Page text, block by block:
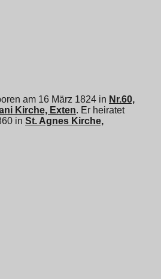
am 16 März 1824 in Nr.60,
Kirche, Exten. Er heiratet
in St. Agnes Kirche,